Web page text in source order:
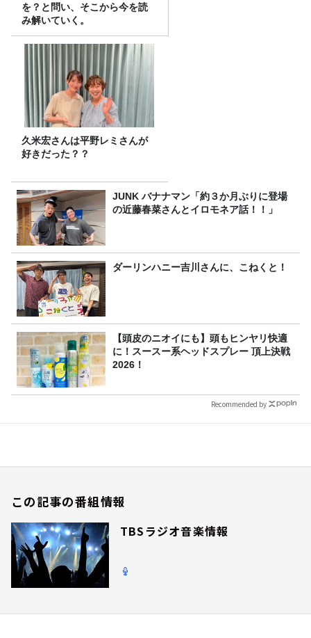
を？と問い、そこから今を読
み解いていく。
久米宏さんは平野レミさんが
好きだった？？
JUNK バナナマン「約３か月ぶりに登場
の近藤春菜さんとイロモネア話！！」
ダーリンハニー吉川さんに、こねくと！
【頭皮のニオイにも】頭もヒンヤリ快適
に！スースー系ヘッドスプレー 頂上決戦
2026！
Recommended by
この記事の番組情報
TBSラジオ音楽情報